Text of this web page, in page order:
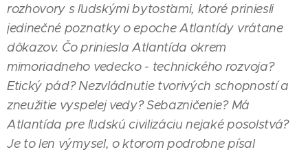
rozhovory s ľudskými bytosťami, ktoré priniesli
jedinečné poznatky o epoche Atlantídy vrátane
dôkazov. Čo priniesla Atlantída okrem
mimoriadneho vedecko - technického rozvoja?
Etický pád? Nezvládnutie tvorivých schopností a
zneužitie vyspelej vedy? Sebazničenie? Má
Atlantída pre ľudskú civilizáciu nejaké posolstvá?
Je to len výmysel, o ktorom podrobne písal